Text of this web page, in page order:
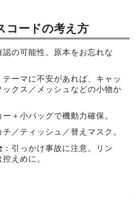
コードの考え方
認の可能性。原本をお忘れな
テーマに不安があれば、キャッ
ックス／メッシュなどの小物か
ー＋小バッグで機動力確保。
チ／ティッシュ／替えマスク。
：引っかけ事故に注意。リン
えめに。